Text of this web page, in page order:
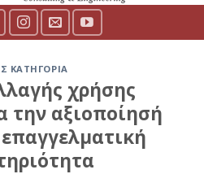
ΚΑΤΗΓΟΡΊΑ
χρήσης
την αξιοποίησή